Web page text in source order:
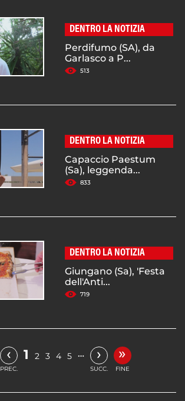
DENTRO LA NOTIZIA
Perdifumo (SA), da
Garlasco a P...
513
DENTRO LA NOTIZIA
Capaccio Paestum
(Sa), leggenda...
833
DENTRO LA NOTIZIA
Giungano (Sa), 'Festa
dell'Anti...
719
‹
PREC.
1 2 3 4 5 … ›
SUCC.
»
FINE